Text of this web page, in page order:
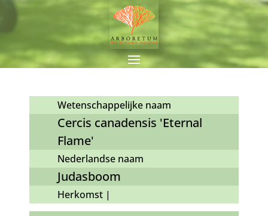
Wetenschappelijke naam
Cercis canadensis 'Eternal
Flame'
Nederlandse naam
Judasboom
Herkomst |